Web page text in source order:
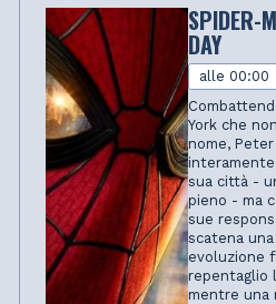
SPIDER-
DAY
alle 00:00
York che
nome,
sua città -
pieno - ma
sue
scatena
evoluzione
repentaglio
mentre una